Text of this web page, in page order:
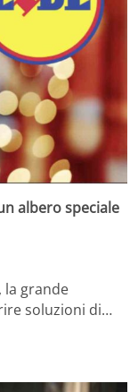
albero speciale
la grande
soluzioni di…